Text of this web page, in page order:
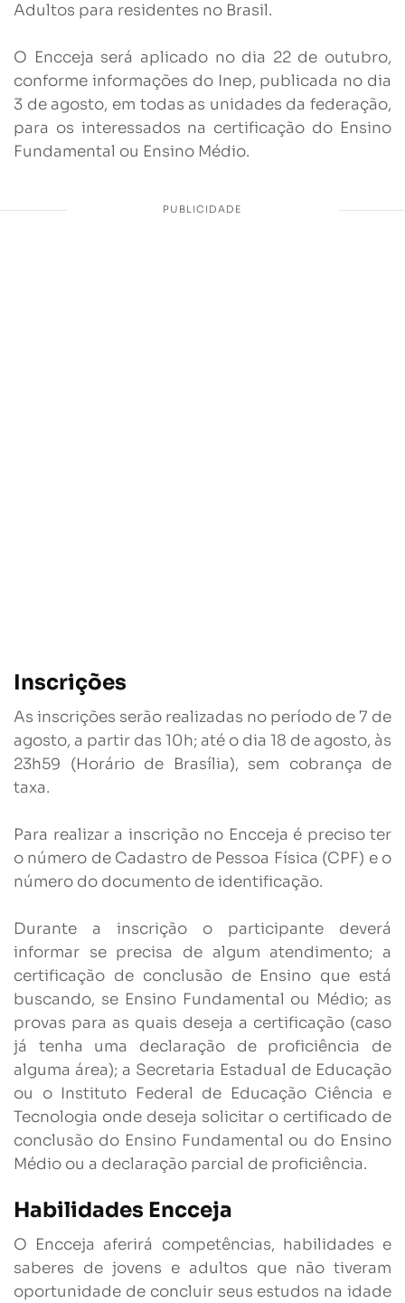
Adultos para residentes no Brasil.
O Encceja será aplicado no dia 22 de outubro,
conforme informações do Inep, publicada no dia
3 de agosto, em todas as unidades da federação,
para os interessados na certificação do Ensino
Fundamental ou Ensino Médio.
Inscrições
As inscrições serão realizadas no período de 7 de
agosto, a partir das 10h; até o dia 18 de agosto, às
23h59 (Horário de Brasília), sem cobrança de
taxa.
Para realizar a inscrição no Encceja é preciso ter
o número de Cadastro de Pessoa Física (CPF) e o
número do documento de identificação.
Durante a inscrição o participante deverá
informar se precisa de algum atendimento; a
certificação de conclusão de Ensino que está
buscando, se Ensino Fundamental ou Médio; as
provas para as quais deseja a certificação (caso
já tenha uma declaração de proficiência de
alguma área); a Secretaria Estadual de Educação
ou o Instituto Federal de Educação Ciência e
Tecnologia onde deseja solicitar o certificado de
conclusão do Ensino Fundamental ou do Ensino
Médio ou a declaração parcial de proficiência.
Habilidades Encceja
O Encceja aferirá competências, habilidades e
saberes de jovens e adultos que não tiveram
oportunidade de concluir seus estudos na idade